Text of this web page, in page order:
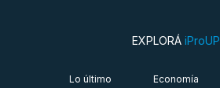
EXPLORÁ iProUP
Lo último
Economía